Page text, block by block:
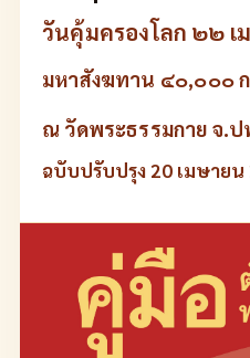
วันคุ้มครองโลก ๒๒
มหาสังฆทาน ๔๐,๐๐๐
ณ วัดพระธรรมกาย จ.
ฉบับปรับปรุง 20 เมษายน